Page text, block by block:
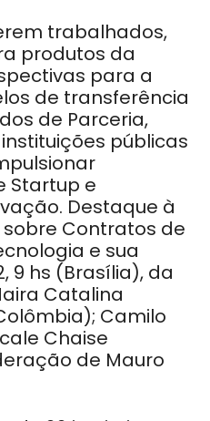
trabalhados,
produtos da
para a
de transferência
de Parceria,
públicas
Startup e
Destaque à
Contratos de
e sua
9 hs (Brasília), da
Catalina
Camilo
Chaise
de Mauro